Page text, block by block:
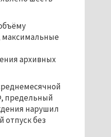
максимальные
архивных
предельный
нарушил
отпуск без